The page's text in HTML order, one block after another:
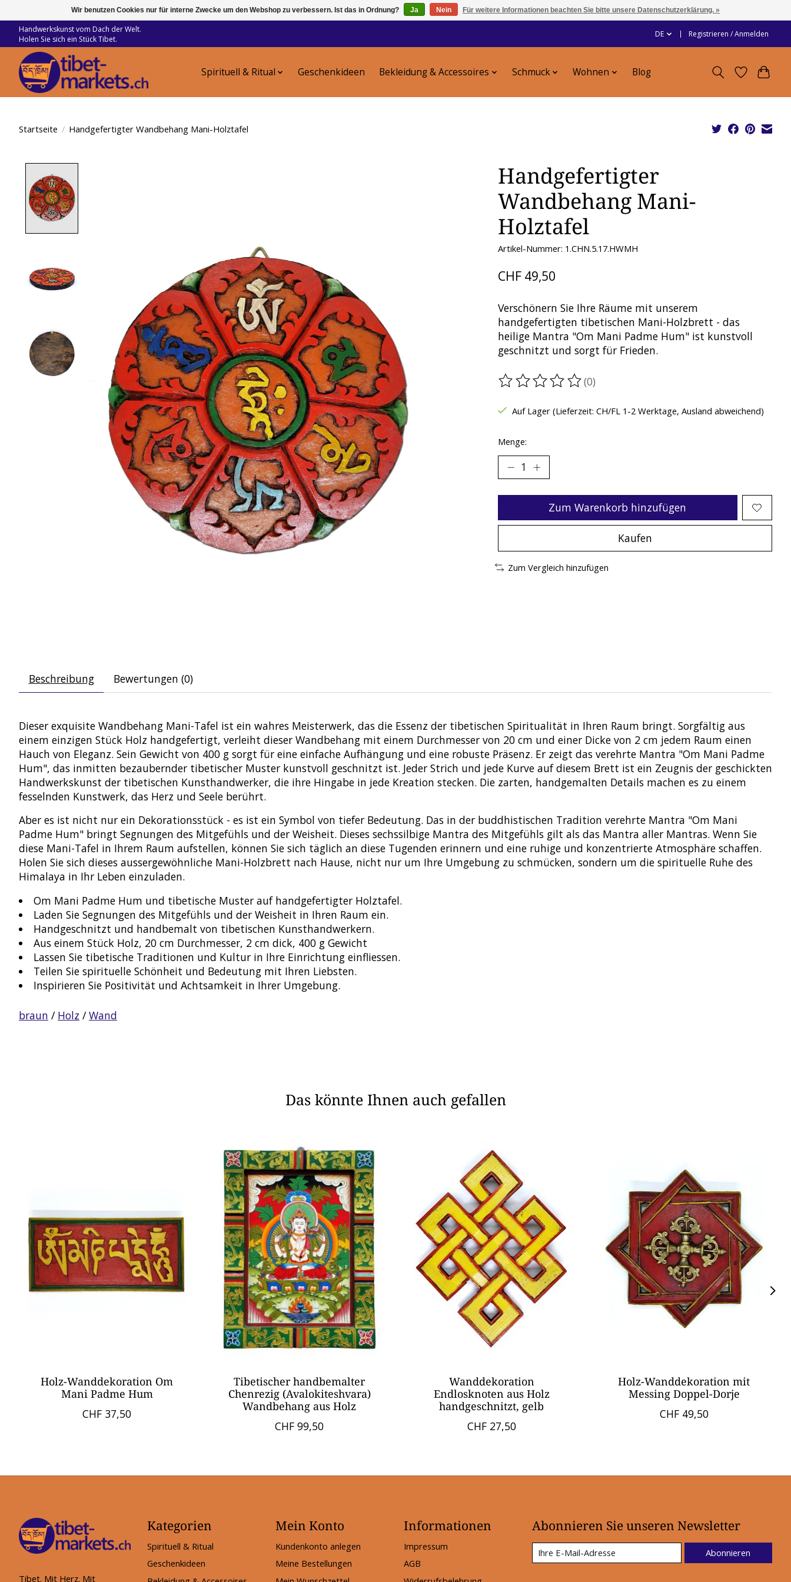
Handwerkskunst vom Dach der Welt.
Holen Sie sich ein Stück Tibet.
DE Registrieren / Anmelden
Spirituell & Ritual Geschenkideen Bekleidung & Accessoires Schmuck Wohnen Blog
Startseite / Handgefertigter Wandbehang Mani-Holztafel
Handgefertigter
Wandbehang Mani-
Holztafel
Artikel-Nummer: 1.CHN.5.17.HWMH
CHF 49,50
Verschönern Sie Ihre Räume mit unserem
handgefertigten tibetischen Mani-Holzbrett - das
heilige Mantra "Om Mani Padme Hum" ist kunstvoll
geschnitzt und sorgt für Frieden.
Die Bewertung dieses Produkts ist
(0)
Auf Lager (Lieferzeit: CH/FL 1-2 Werktage, Ausland abweichend)
Menge:
Zum Warenkorb hinzufügen
Kaufen
Zum Vergleich hinzufügen
Beschreibung Bewertungen (0)
Dieser exquisite Wandbehang Mani-Tafel ist ein wahres Meisterwerk, das die Essenz der tibetischen Spiritualität in Ihren Raum bringt. Sorgfältig aus
einem einzigen Stück Holz handgefertigt, verleiht dieser Wandbehang mit einem Durchmesser von 20 cm und einer Dicke von 2 cm jedem Raum einen
Hauch von Eleganz. Sein Gewicht von 400 g sorgt für eine einfache Aufhängung und eine robuste Präsenz. Er zeigt das verehrte Mantra "Om Mani Padme
Hum", das inmitten bezaubernder tibetischer Muster kunstvoll geschnitzt ist. Jeder Strich und jede Kurve auf diesem Brett ist ein Zeugnis der geschickten
Handwerkskunst der tibetischen Kunsthandwerker, die ihre Hingabe in jede Kreation stecken. Die zarten, handgemalten Details machen es zu einem
fesselnden Kunstwerk, das Herz und Seele berührt.
Aber es ist nicht nur ein Dekorationsstück - es ist ein Symbol von tiefer Bedeutung. Das in der buddhistischen Tradition verehrte Mantra "Om Mani
Padme Hum" bringt Segnungen des Mitgefühls und der Weisheit. Dieses sechssilbige Mantra des Mitgefühls gilt als das Mantra aller Mantras. Wenn Sie
diese Mani-Tafel in Ihrem Raum aufstellen, können Sie sich täglich an diese Tugenden erinnern und eine ruhige und konzentrierte Atmosphäre schaffen.
Holen Sie sich dieses aussergewöhnliche Mani-Holzbrett nach Hause, nicht nur um Ihre Umgebung zu schmücken, sondern um die spirituelle Ruhe des
Himalaya in Ihr Leben einzuladen.
Om Mani Padme Hum und tibetische Muster auf handgefertigter Holztafel.
Laden Sie Segnungen des Mitgefühls und der Weisheit in Ihren Raum ein.
Handgeschnitzt und handbemalt von tibetischen Kunsthandwerkern.
Aus einem Stück Holz, 20 cm Durchmesser, 2 cm dick, 400 g Gewicht
Lassen Sie tibetische Traditionen und Kultur in Ihre Einrichtung einfliessen.
Teilen Sie spirituelle Schönheit und Bedeutung mit Ihren Liebsten.
Inspirieren Sie Positivität und Achtsamkeit in Ihrer Umgebung.
braun / Holz /Wand
Das könnte Ihnen auch gefallen
Holz-Wanddekoration Om
Mani Padme Hum
CHF 37,50
Tibetischer handbemalter
Chenrezig (Avalokiteshvara)
Wandbehang aus Holz
CHF 99,50
Wanddekoration
Endlosknoten aus Holz
handgeschnitzt, gelb
CHF 27,50
Holz-Wanddekoration mit
Messing Doppel-Dorje
CHF 49,50
Tibet. Mit Herz. Mit
Kategorien
Spirituell & Ritual
Geschenkideen
Mein Konto
Kundenkonto anlegen
Meine Bestellungen
Informationen
Impressum
AGB
Abonnieren Sie unseren Newsletter
Abonnieren
Wir benutzen Cookies nur für interne Zwecke um den Webshop zu verbessern. Ist das in Ordnung? Ja Nein Für weitere Informationen beachten Sie bitte unsere Datenschutzerklärung. »